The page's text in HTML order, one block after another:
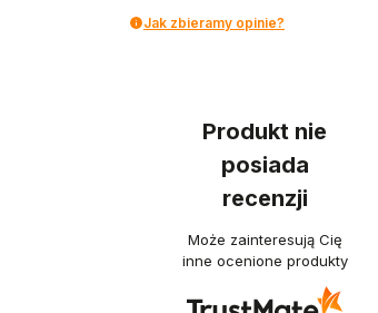
Jak zbieramy opinie?
Produkt nie
posiada
recenzji
Może zainteresują Cię
inne ocenione produkty